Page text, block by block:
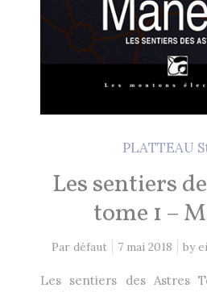
The Art of Heikala: Works and
Thoughts
Heikala
RECHERCHE
PLATTEAU
Les sentiers
tome 1 –
Par défaut 7 mai 2018 by
Les sentiers des Astres